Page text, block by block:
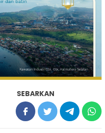
SEBARKAN